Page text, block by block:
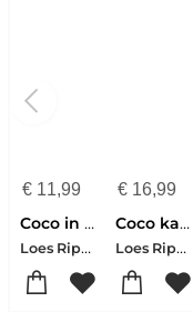
€11,99
Coco in het bos
Loes Riphagen
€16,99
Coco kan het!
Loes Riphagen